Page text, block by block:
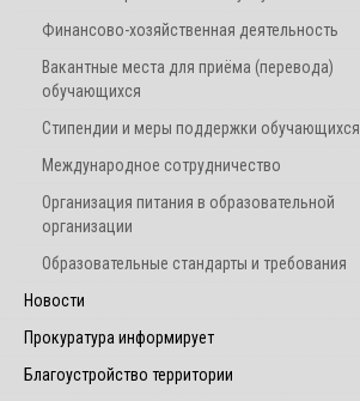
Финансово-хозяйственная деятельность
Вакантные места для приёма (перевода)
обучающихся
Стипендии и меры поддержки обучающихся
Международное сотрудничество
Организация питания в образовательной
организации
Образовательные стандарты и требования
Новости
Прокуратура информирует
Благоустройство территории